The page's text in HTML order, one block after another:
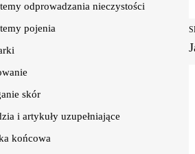
odprowadzania nieczystości
pojenia
skór
i artykuły uzupełniające
końcowa